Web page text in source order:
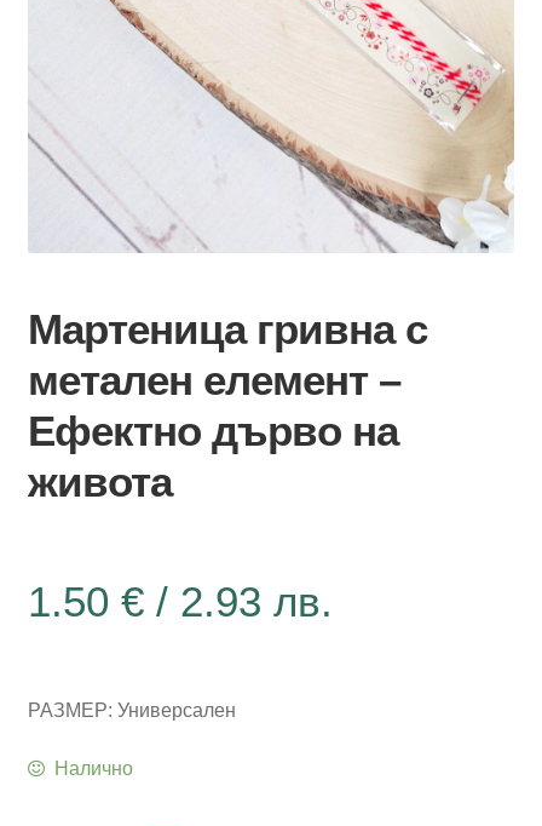
Мартеница гривна с
метален елемент –
Ефектно дърво на
живота
1.50 €/ 2.93 лв.
РАЗМЕР: Универсален
Налично